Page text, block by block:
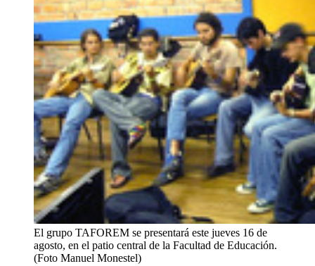
El grupo TAFOREM se presentará este jueves 16 de
agosto, en el patio central de la Facultad de Educación.
(Foto Manuel Monestel)